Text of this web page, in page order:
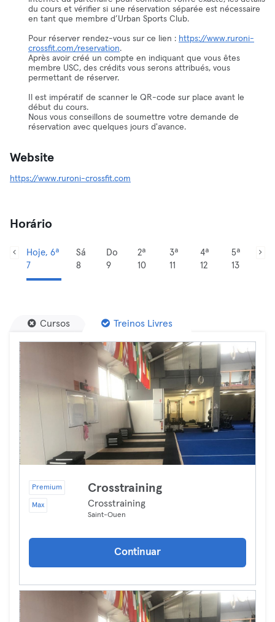
du cours et vérifier si une réservation séparée est nécessaire
en tant que membre d’Urban Sports Club.
Pour réserver rendez-vous sur ce lien : https://www.ruroni-
crossfit.com/reservation.
Après avoir créé un compte en indiquant que vous êtes
membre USC, des crédits vous serons attribués, vous
permettant de réserver.
Il est impératif de scanner le QR-code sur place avant le
début du cours.
Nous vous conseillons de soumettre votre demande de
réservation avec quelques jours d'avance.
Website
https://www.ruroni-crossfit.com
Horário
Hoje, 6ª
7
Sá
8
Do
9
2ª
10
3ª
11
4ª
12
5ª
13
Cursos Treinos Livres
Premium
Max
Crosstraining
Crosstraining
Saint-Ouen
Continuar